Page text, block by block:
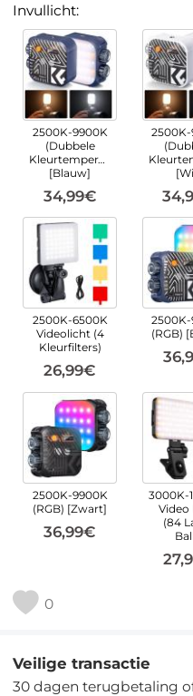
Invullicht:
2500K-9900K
(Dubbele
Kleurtemperatuur)
[Blauw]
34,99€
2500K-6500K
Videolicht (4
Kleurfilters)
26,99€
(RGB)
2500K-9900K
(RGB) [Zwart]
36,99€
3000K-
Video
(84
0
Veilige transactie
30 dagen terugbetaling